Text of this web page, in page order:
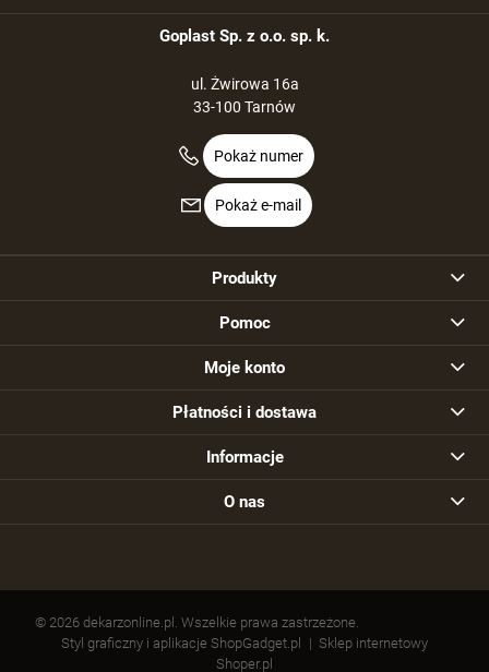
Goplast Sp. z o.o. sp. k.
ul. Żwirowa 16a
33-100 Tarnów
Pokaż numer
Pokaż e-mail
Produkty
Pomoc
Moje konto
Płatności i dostawa
Informacje
O nas
© 2026 dekarzonline.pl. Wszelkie prawa zastrzeżone.
Styl graficzny i aplikacje ShopGadget.pl
Sklep internetowy
Shoper.pl